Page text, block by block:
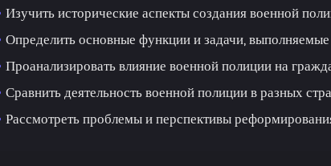
Изучить исторические аспекты создания военной
Определить основные функции и задачи,
Проанализировать влияние военной полиции на
Сравнить деятельность военной полиции в разных
Рассмотреть проблемы и перспективы